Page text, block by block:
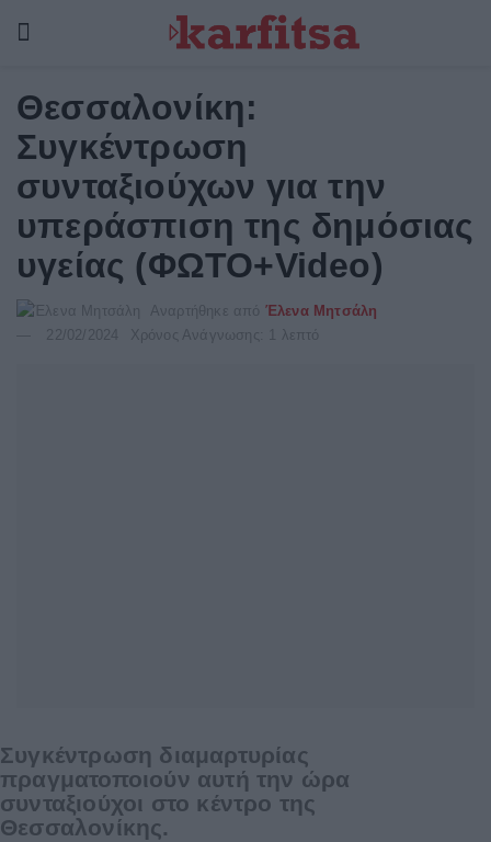
Θεσσαλονίκη:
Συγκέντρωση
συνταξιούχων για την
υπεράσπιση της δημόσιας
υγείας (ΦΩΤΟ+Video)
Αναρτήθηκε από
Έλενα Μητσάλη
22/02/2024
Χρόνος Ανάγνωσης: 1 λεπτό
Συγκέντρωση διαμαρτυρίας
πραγματοποιούν αυτή την ώρα
συνταξιούχοι στο κέντρο της
Θεσσαλονίκης.